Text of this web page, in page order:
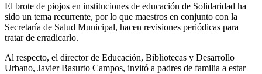
El brote de piojos en instituciones de educación de Solidaridad ha
sido un tema recurrente, por lo que maestros en conjunto con la
Secretaría de Salud Municipal, hacen revisiones periódicas para
tratar de erradicarlo.
Al respecto, el director de Educación, Bibliotecas y Desarrollo
Urbano, Javier Basurto Campos, invitó a padres de familia a estar